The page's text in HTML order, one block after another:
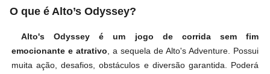
O que é Alto’s Odyssey?
Alto's Odyssey é um jogo de corrida sem fim
emocionante e atrativo, a sequela de Alto's Adventure. Possui
muita ação, desafios, obstáculos e diversão garantida. Poderá